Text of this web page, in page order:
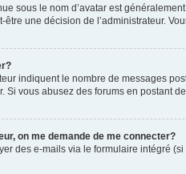
sous le nom d’avatar est
être une décision de l’administrateur.
indiquent le nombre de messages
Si vous abusez des forums en postant
on me demande de me connecter?
des e-mails via le formulaire intégré